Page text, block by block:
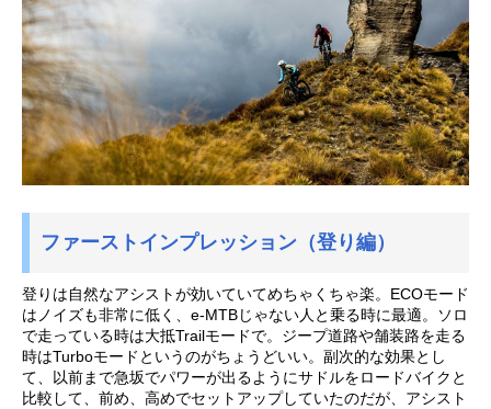
ファーストインプレッション（登り編）
登りは自然なアシストが効いていてめちゃくちゃ楽。ECOモード
はノイズも非常に低く、e-MTBじゃない人と乗る時に最適。ソロ
で走っている時は大抵Trailモードで。ジープ道路や舗装路を走る
時はTurboモードというのがちょうどいい。副次的な効果とし
て、以前まで急坂でパワーが出るようにサドルをロードバイクと
比較して、前め、高めでセットアップしていたのだが、アシスト